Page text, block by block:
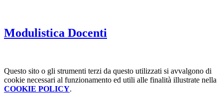
Modulistica Docenti
Questo sito o gli strumenti terzi da questo utilizzati si avvalgono di
cookie necessari al funzionamento ed utili alle finalità illustrate nella
COOKIE POLICY.